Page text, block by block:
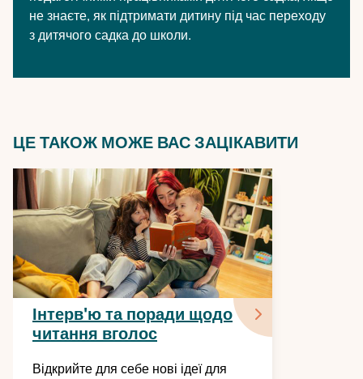
не знаєте, як підтримати дитину під час переходу
з дитячого садка до школи.
ЦЕ ТАКОЖ МОЖЕ ВАС ЗАЦІКАВИТИ
Інтерв'ю та поради щодо
читання вголос
Відкрийте для себе нові ідеї для